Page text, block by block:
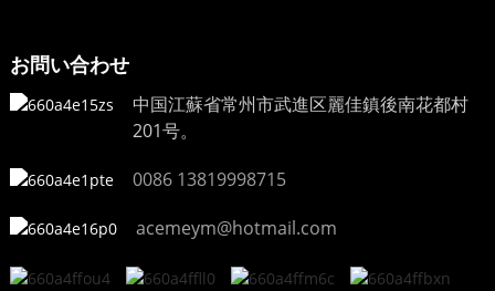
お問い合わせ
中国江蘇省常州市武進区麗佳鎮後南花都村
201号。
0086 13819998715
acemeym@hotmail.com